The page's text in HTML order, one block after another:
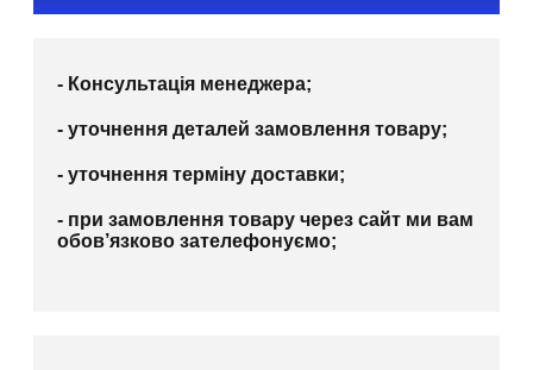
- Консультація менеджера;
- уточнення деталей замовлення товару;
- уточнення терміну доставки;
- при замовлення товару через сайт ми вам
обов’язково зателефонуємо;